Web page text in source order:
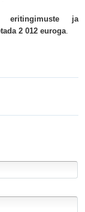
eritingimuste ja
2 012 euroga.